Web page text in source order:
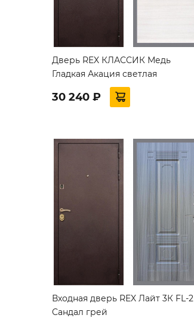
Дверь REX КЛАССИК Медь
Гладкая Акация светлая
30 240 ₽
Входная дверь REX Лайт 3К FL-2
Сандал грей